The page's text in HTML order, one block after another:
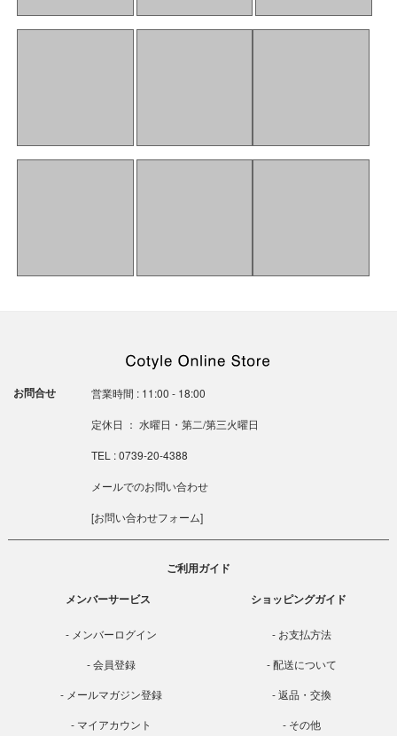
お問合せ 営業時間 : 11:00 - 18:00
定休日 ： 水曜日・第二/第三火曜日
TEL : 0739-20-4388
メールでのお問い合わせ
[お問い合わせフォーム]
ご利用ガイド
メンバーサービス
メンバーログイン
会員登録
メールマガジン登録
マイアカウント
ショッピングガイド
お支払方法
配送について
返品・交換
その他